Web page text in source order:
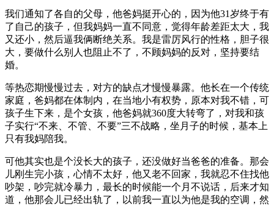
我们通知了各自的父母，他爸妈挺开心的，因为他31岁终于有
了自己的孩子，但我妈妈一直不同意，觉得年龄差距太大，我
又还小，然后逼我俩断绝关系。我是雷厉风行的性格，胆子很
大，要做什么别人也阻止不了，不顾妈妈的反对，坚持要结
婚。
等热恋期慢慢过去，对方的缺点才慢慢暴露。他长在一个传统
家庭，爸妈都在体制内，在当地小有权势，原本对我不错，可
孩子生下来，是个女孩，他爸妈就360度大转弯了，对我和孩
子实行“不来、不管、不要”三不战略，坐月子的时候，基本上
只有我妈陪我。
可他其实也是个没长大的孩子，还没做好当爸爸的准备。那会
儿刚生完小孩，心情不太好，他又老不回家，我就忍不住找他
吵架，吵完就冷暴力，最长的时候能一个月不说话，后来才知
道，他那会儿已经出轨了，以前我一直以为他是我的空调，然